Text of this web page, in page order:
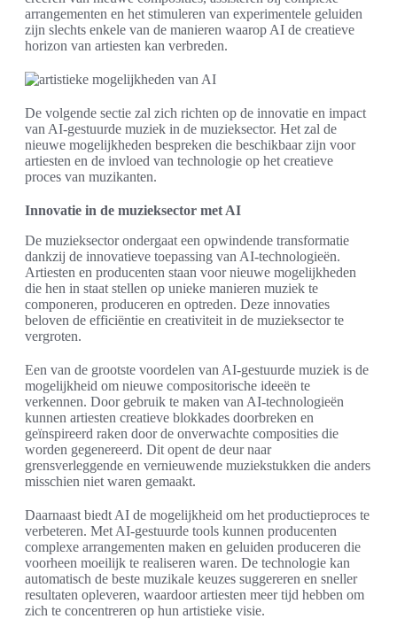
arrangementen en het stimuleren van experimentele geluiden
zijn slechts enkele van de manieren waarop AI de creatieve
horizon van artiesten kan verbreden.
De volgende sectie zal zich richten op de innovatie en impact
van AI-gestuurde muziek in de muzieksector. Het zal de
nieuwe mogelijkheden bespreken die beschikbaar zijn voor
artiesten en de invloed van technologie op het creatieve
proces van muzikanten.
Innovatie in de muzieksector met AI
De muzieksector ondergaat een opwindende transformatie
dankzij de innovatieve toepassing van AI-technologieën.
Artiesten en producenten staan voor nieuwe mogelijkheden
die hen in staat stellen op unieke manieren muziek te
componeren, produceren en optreden. Deze innovaties
beloven de efficiëntie en creativiteit in de muzieksector te
vergroten.
Een van de grootste voordelen van AI-gestuurde muziek is de
mogelijkheid om nieuwe compositorische ideeën te
verkennen. Door gebruik te maken van AI-technologieën
kunnen artiesten creatieve blokkades doorbreken en
geïnspireerd raken door de onverwachte composities die
worden gegenereerd. Dit opent de deur naar
grensverleggende en vernieuwende muziekstukken die anders
misschien niet waren gemaakt.
Daarnaast biedt AI de mogelijkheid om het productieproces te
verbeteren. Met AI-gestuurde tools kunnen producenten
complexe arrangementen maken en geluiden produceren die
voorheen moeilijk te realiseren waren. De technologie kan
automatisch de beste muzikale keuzes suggereren en sneller
resultaten opleveren, waardoor artiesten meer tijd hebben om
zich te concentreren op hun artistieke visie.